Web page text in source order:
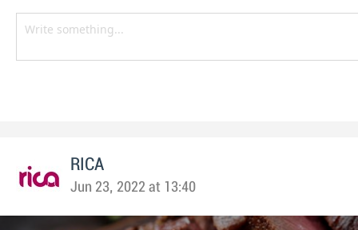
RICA
Jun 23, 2022 at 13:40